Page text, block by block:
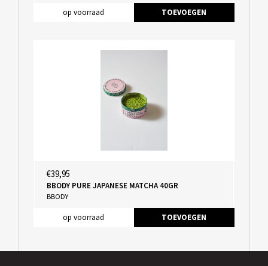
op voorraad TOEVOEGEN
€39,95
BBODY PURE JAPANESE MATCHA 40GR
BBODY
op voorraad TOEVOEGEN